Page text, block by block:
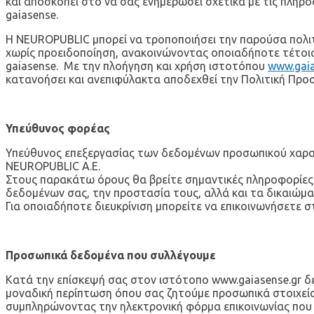
gaiasense.
Η NEUROPUBLIC μπορεί να τροποποιήσει την παρούσα
χωρίς προειδοποίηση, ανακοινώνοντας οποιαδήποτε
gaiasense. Με την πλοήγηση και χρήση ιστοτόπου
κατανοήσει και ανεπιφύλακτα αποδεχθεί την Πολιτική
Υπεύθυνος φορέας
Υπεύθυνος επεξεργασίας των δεδομένων προσωπικού
NEUROPUBLIC Α.Ε.
Στους παρακάτω όρους θα βρείτε σημαντικές
δεδομένων σας, την προστασία τους, αλλά και τα
Για οποιαδήποτε διευκρίνιση μπορείτε να
Προσωπικά δεδομένα που συλλέγουμε
Κατά την επίσκεψή σας στον ιστότοπο www.gaiasense.gr
μοναδική περίπτωση όπου σας ζητούμε προσωπικά στοιχεία
συμπληρώνοντας την ηλεκτρονική φόρμα επικοινωνίας